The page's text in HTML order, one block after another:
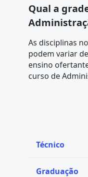
Qual a
As disciplinas
podem variar
ensino
curso de
Técnico
Graduação